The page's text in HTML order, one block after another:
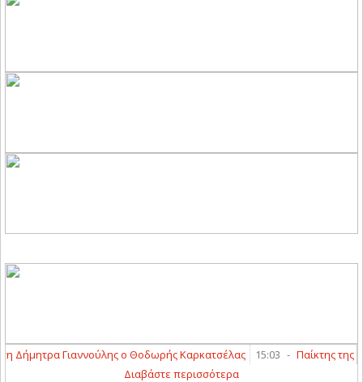
Δήμητρα Γιαννούλης ο Θοδωρής Καρκατσέλας 15:03 -
Παίκτης της
Διαβάστε περισσότερα